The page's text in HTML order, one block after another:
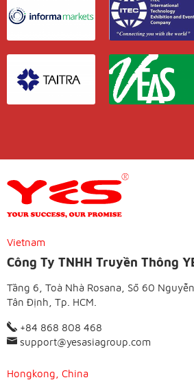
Vietnam
Công Ty TNHH Truyền Thông
Tầng 6, Toà Nhà Rosana, Số 60
Tân Định, Tp. HCM.
+84 868 808 468
support@yesasiagroup.com
Hongkong, China